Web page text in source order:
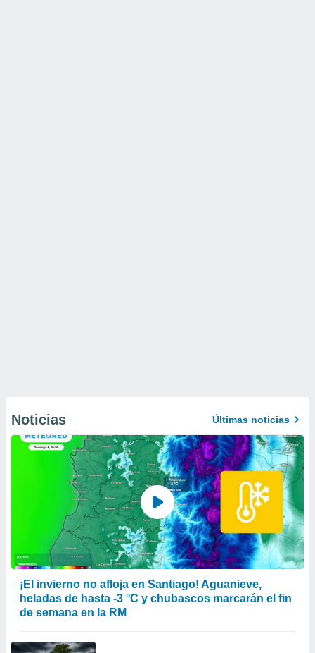
Noticias Últimas noticias
¡El invierno no afloja en Santiago! Aguanieve,
heladas de hasta -3 °C y chubascos marcarán el fin
de semana en la RM